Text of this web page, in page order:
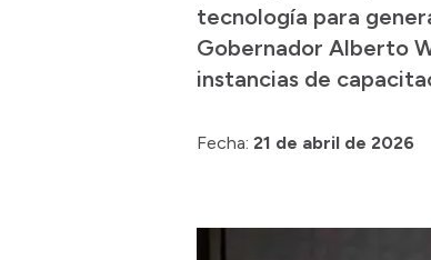
tecnología para
Gobernador Alberto
instancias de
Fecha: 21 de abril de 2026